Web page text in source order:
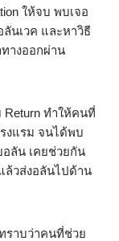
ให้จบ พบเจอ
ลันเวค และหาวิธี
างออกผ่าน
Return ทำให้คนที่
งแรม จนได้พบ
อลัน เคยช่วยกัน
ล้วส่งอลันไปด้าน
ราบว่าคนที่ช่วย